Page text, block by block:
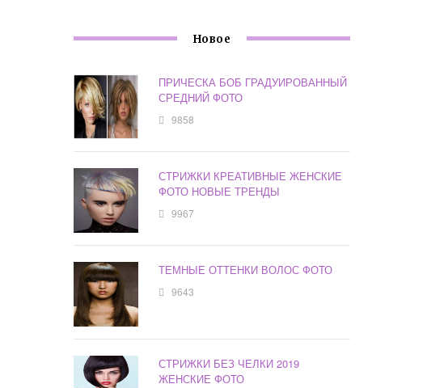
Новое
ПРИЧЕСКА БОБ ГРАДУИРОВАННЫЙ
СРЕДНИЙ ФОТО
9858
СТРИЖКИ КРЕАТИВНЫЕ ЖЕНСКИЕ
ФОТО НОВЫЕ ТРЕНДЫ
9967
ТЕМНЫЕ ОТТЕНКИ ВОЛОС ФОТО
9643
СТРИЖКИ БЕЗ ЧЕЛКИ 2019
ЖЕНСКИЕ ФОТО